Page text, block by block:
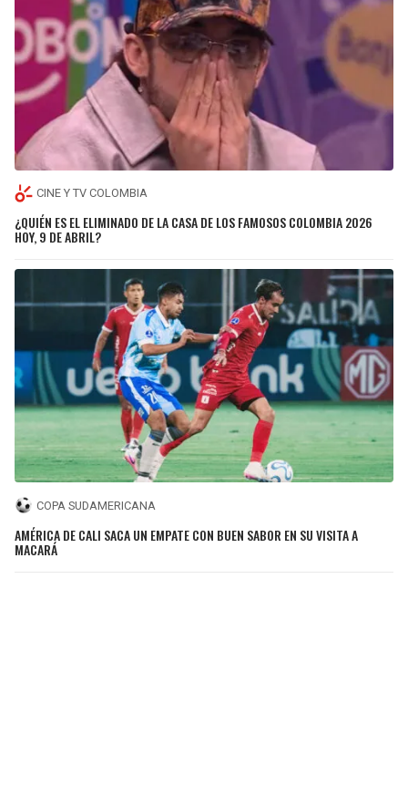
CINE Y TV COLOMBIA
¿QUIÉN ES EL ELIMINADO DE LA CASA DE LOS FAMOSOS COLOMBIA 2026
HOY, 9 DE ABRIL?
COPA SUDAMERICANA
AMÉRICA DE CALI SACA UN EMPATE CON BUEN SABOR EN SU VISITA A
MACARÁ